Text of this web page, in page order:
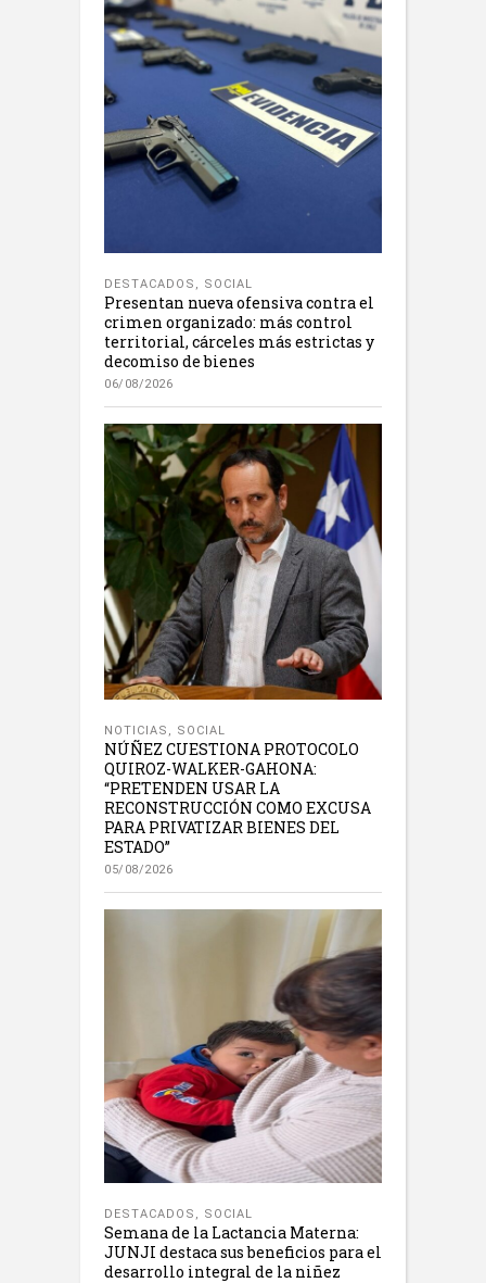
DESTACADOS , SOCIAL
Presentan nueva ofensiva contra el
crimen organizado: más control
territorial, cárceles más estrictas y
decomiso de bienes
06/08/2026
NOTICIAS , SOCIAL
NÚÑEZ CUESTIONA PROTOCOLO
QUIROZ-WALKER-GAHONA:
“PRETENDEN USAR LA
RECONSTRUCCIÓN COMO EXCUSA
PARA PRIVATIZAR BIENES DEL
ESTADO”
05/08/2026
DESTACADOS SOCIAL
Semana de la Lactancia Materna:
JUNJI destaca sus beneficios para el
desarrollo integral de la niñez